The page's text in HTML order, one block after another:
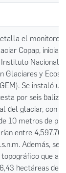
el monitoreo
Copap,
Nacional
Glaciares y
Se instaló
por seis
del glaciar, con
10 metros de
entre
Además, se
que
hectáreas del